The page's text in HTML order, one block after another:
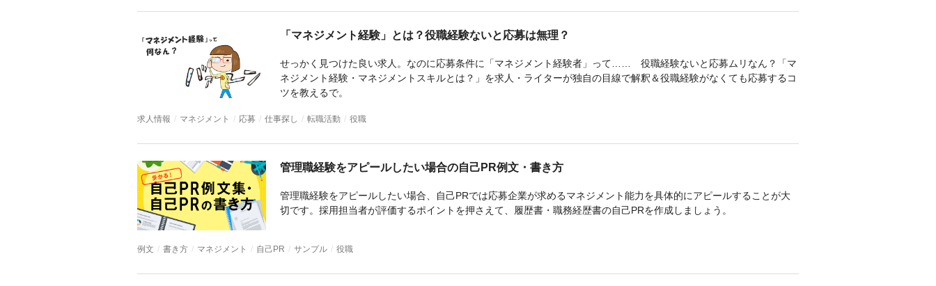
求人情報 マネジメント 応募 仕事探し 転職活動 役職
例文 書き方 マネジメント 自己PR サンプル 役職